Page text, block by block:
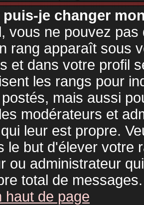
je changer
vous ne pouvez
rang apparaît sous
et dans votre profil
les rangs pour
mais aussi
modérateurs et
leur est propre.
le but d'élever votre
ou administrateur
total de messages.
haut de page